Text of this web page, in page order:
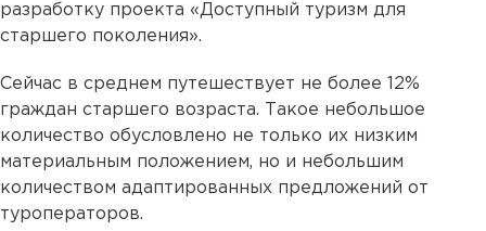
разработку проекта «Доступный туризм для
старшего поколения».
Сейчас в среднем путешествует не более 12%
граждан старшего возраста. Такое небольшое
количество обусловлено не только их низким
материальным положением, но и небольшим
количеством адаптированных предложений от
туроператоров.